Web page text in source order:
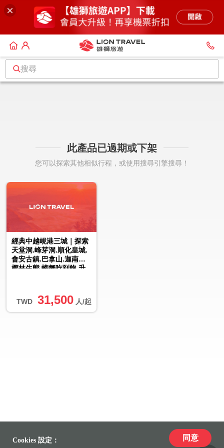
搜尋
此產品已過期或下架
您可以探索其他相似行程，或使用搜尋引擎搜尋！
TWD 31,500 人/起
經典中越峴港三城｜探索
天堂洞.峰芽洞.順化皇城.
會安古鎮.巴拿山.迦南島
椰林生態.螃蟹吃到飽.升
Cookies 設定： 同意